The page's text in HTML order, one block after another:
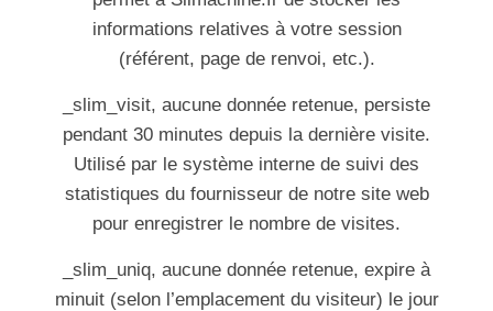
informations relatives à votre session
(référent, page de renvoi, etc.).
_slim_visit, aucune donnée retenue, persiste
pendant 30 minutes depuis la dernière visite.
Utilisé par le système interne de suivi des
statistiques du fournisseur de notre site web
pour enregistrer le nombre de visites.
_slim_uniq, aucune donnée retenue, expire à
minuit (selon l’emplacement du visiteur) le jour